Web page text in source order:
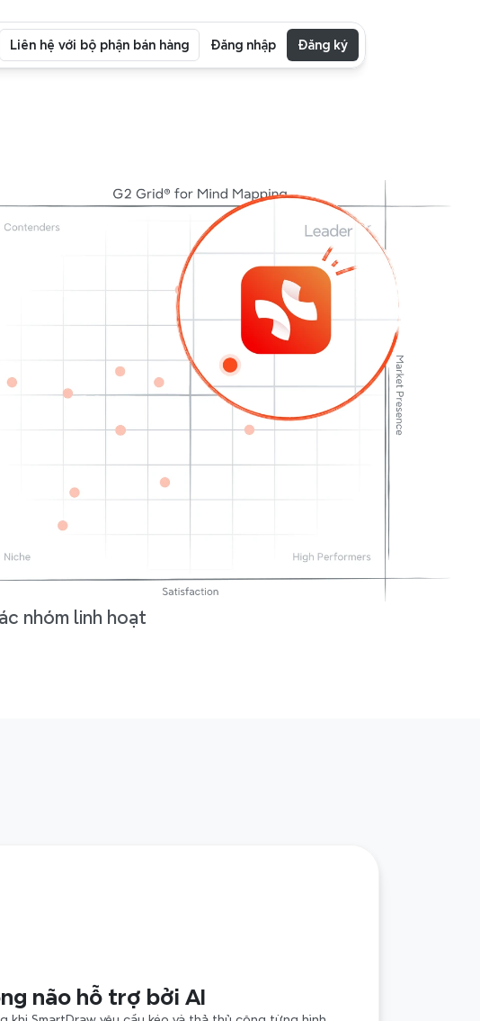
nhóm linh hoạt
não hỗ trợ bởi AI
Liên hệ với bộ phận bán hàng Đăng nhập Đăng ký